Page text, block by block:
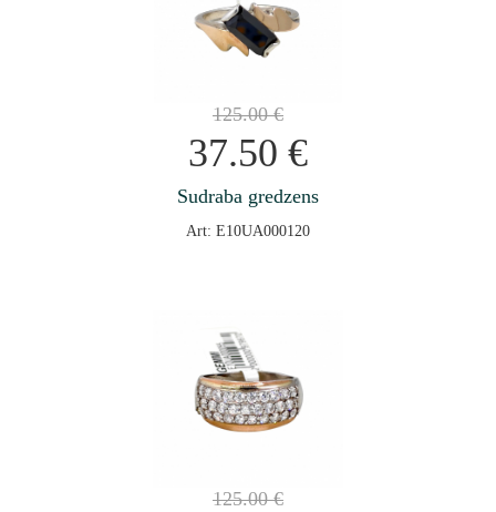
125.00€
37.50 €
Sudraba gredzens
Art: E10UA000120
125.00€